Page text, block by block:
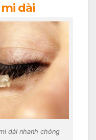
dài
dài nhanh chóng